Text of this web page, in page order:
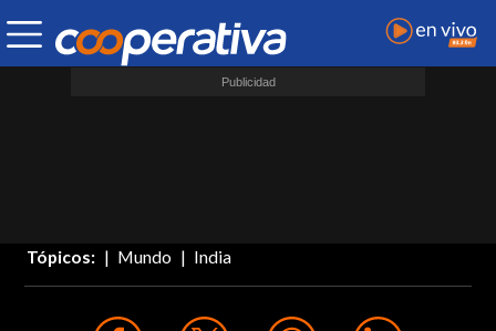
Tópicos: Mundo India